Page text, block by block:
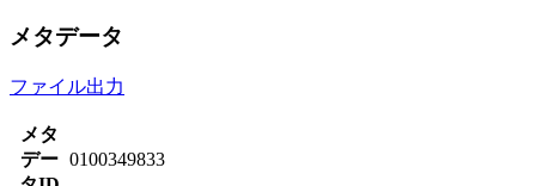
メタデータ
ファイル出力
メタ
デー 0100349833